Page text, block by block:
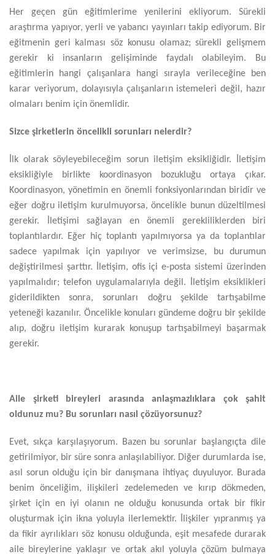
Her geçen gün eğitimlerime yenilerini ekliyorum. Sürekli
araştırma yapıyor, yerli ve yabancı yayınları takip ediyorum. Bir
eğitmenin geri kalması söz konusu olamaz; sürekli gelişmem
gerekir ki insanların gelişiminde faydalı olabileyim. Bu
eğitimlerin hangi çalışanlara hangi sırayla verileceğine ben
karar veriyorum, dolayısıyla çalışanların istemeleri değil, hazır
olmaları benim için önemlidir.
Sizce şirketlerin öncelikli sorunları nelerdir?
İlk olarak söyleyebileceğim sorun iletişim eksikliğidir. İletişim
eksikliğiyle birlikte koordinasyon bozukluğu ortaya çıkar.
Koordinasyon, yönetimin en önemli fonksiyonlarından biridir ve
eğer doğru iletişim kurulmuyorsa, öncelikle bunun düzeltilmesi
gerekir. İletişimi sağlayan en önemli gerekliliklerden biri
toplantılardır. Eğer hiç toplantı yapılmıyorsa ya da toplantılar
sadece yapılmak için yapılıyor ve verimsizse, bu durumun
değiştirilmesi şarttır. İletişim, ofis içi e-posta sistemi üzerinden
yapılmalıdır; telefon uygulamalarıyla değil. İletişim eksiklikleri
giderildikten sonra, sorunları doğru şekilde tartışabilme
yeteneği kazanılır. Öncelikle konuları gündeme doğru bir şekilde
alıp, doğru iletişim kurarak konuşup tartışabilmeyi başarmak
gerekir.
Aile şirketi bireyleri arasında anlaşmazlıklara çok şahit
oldunuz mu? Bu sorunları nasıl çözüyorsunuz?
Evet, sıkça karşılaşıyorum. Bazen bu sorunlar başlangıçta dile
getirilmiyor, bir süre sonra anlaşılabiliyor. Diğer durumlarda ise,
asıl sorun olduğu için bir danışmana ihtiyaç duyuluyor. Burada
benim önceliğim, ilişkileri zedelemeden ve kırıp dökmeden,
şirket için en iyi olanın ne olduğu konusunda ortak bir fikir
oluşturmak için ikna yoluyla ilerlemektir. İlişkiler yıpranmış ya
da fikir ayrılıkları söz konusu olduğunda, eşit mesafede durarak
aile bireylerine yaklaşır ve ortak akıl yoluyla çözüm bulmaya